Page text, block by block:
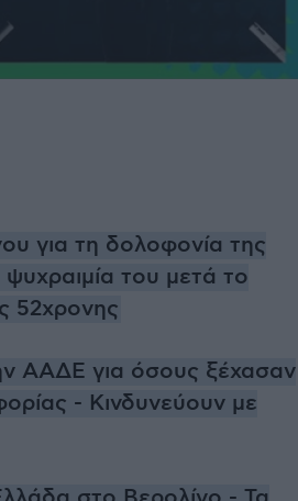
για τη δολοφονία της
του μετά το
52χρονης
ΑΑΔΕ για όσους ξέχασαν
- Κινδυνεύουν με